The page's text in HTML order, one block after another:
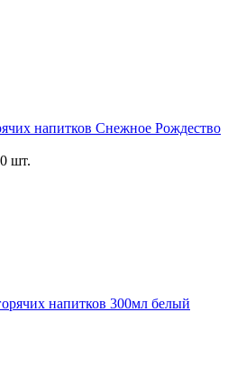
напитков Снежное Рождество
шт.